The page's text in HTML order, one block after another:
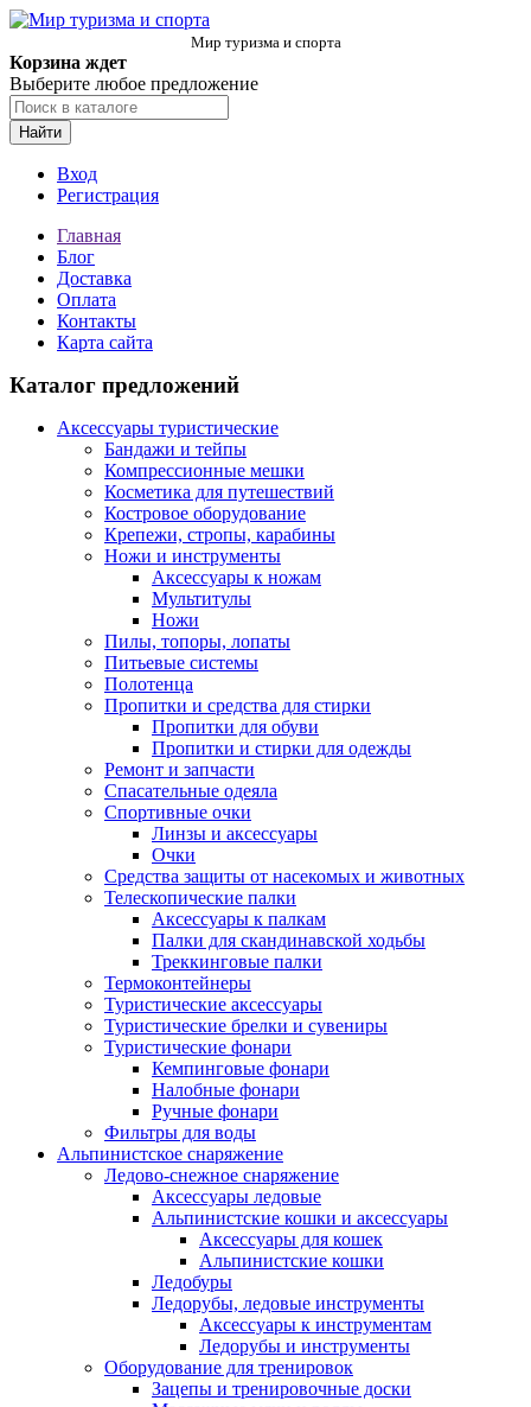
Мир туризма и спорта
Корзина ждет
Выберите любое предложение
Найти
Вход
Регистрация
Главная
Блог
Доставка
Оплата
Контакты
Карта сайта
Каталог предложений
Аксессуары туристические
Бандажи и тейпы
Компрессионные мешки
Косметика для путешествий
Костровое оборудование
Крепежи, стропы, карабины
Ножи и инструменты
Аксессуары к ножам
Мультитулы
Ножи
Пилы, топоры, лопаты
Питьевые системы
Полотенца
Пропитки и средства для стирки
Пропитки для обуви
Пропитки и стирки для одежды
Ремонт и запчасти
Спасательные одеяла
Спортивные очки
Линзы и аксессуары
Очки
Средства защиты от насекомых и животных
Телескопические палки
Аксессуары к палкам
Палки для скандинавской ходьбы
Треккинговые палки
Термоконтейнеры
Туристические аксессуары
Туристические брелки и сувениры
Туристические фонари
Кемпинговые фонари
Налобные фонари
Ручные фонари
Фильтры для воды
Альпинистское снаряжение
Ледово-снежное снаряжение
Аксессуары ледовые
Альпинистские кошки и аксессуары
Аксессуары для кошек
Альпинистские кошки
Ледобуры
Ледорубы, ледовые инструменты
Аксессуары к инструментам
Ледорубы и инструменты
Оборудование для тренировок
Зацепы и тренировочные доски